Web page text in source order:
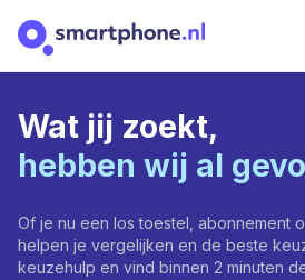
Wat jij zoekt,
hebben wij al
Of je nu een los toestel, abonnement
helpen je vergelijken en de beste
keuzehulp en vind binnen 2 minuten